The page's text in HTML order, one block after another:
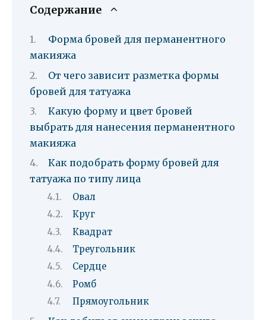
Содержание
Форма бровей для перманентного
макияжа
От чего зависит разметка формы
бровей для татуажа
Какую форму и цвет бровей
выбрать для нанесения перманентного
макияжа
Как подобрать форму бровей для
татуажа по типу лица
Овал
Круг
Квадрат
Треугольник
Сердце
Ромб
Прямоугольник